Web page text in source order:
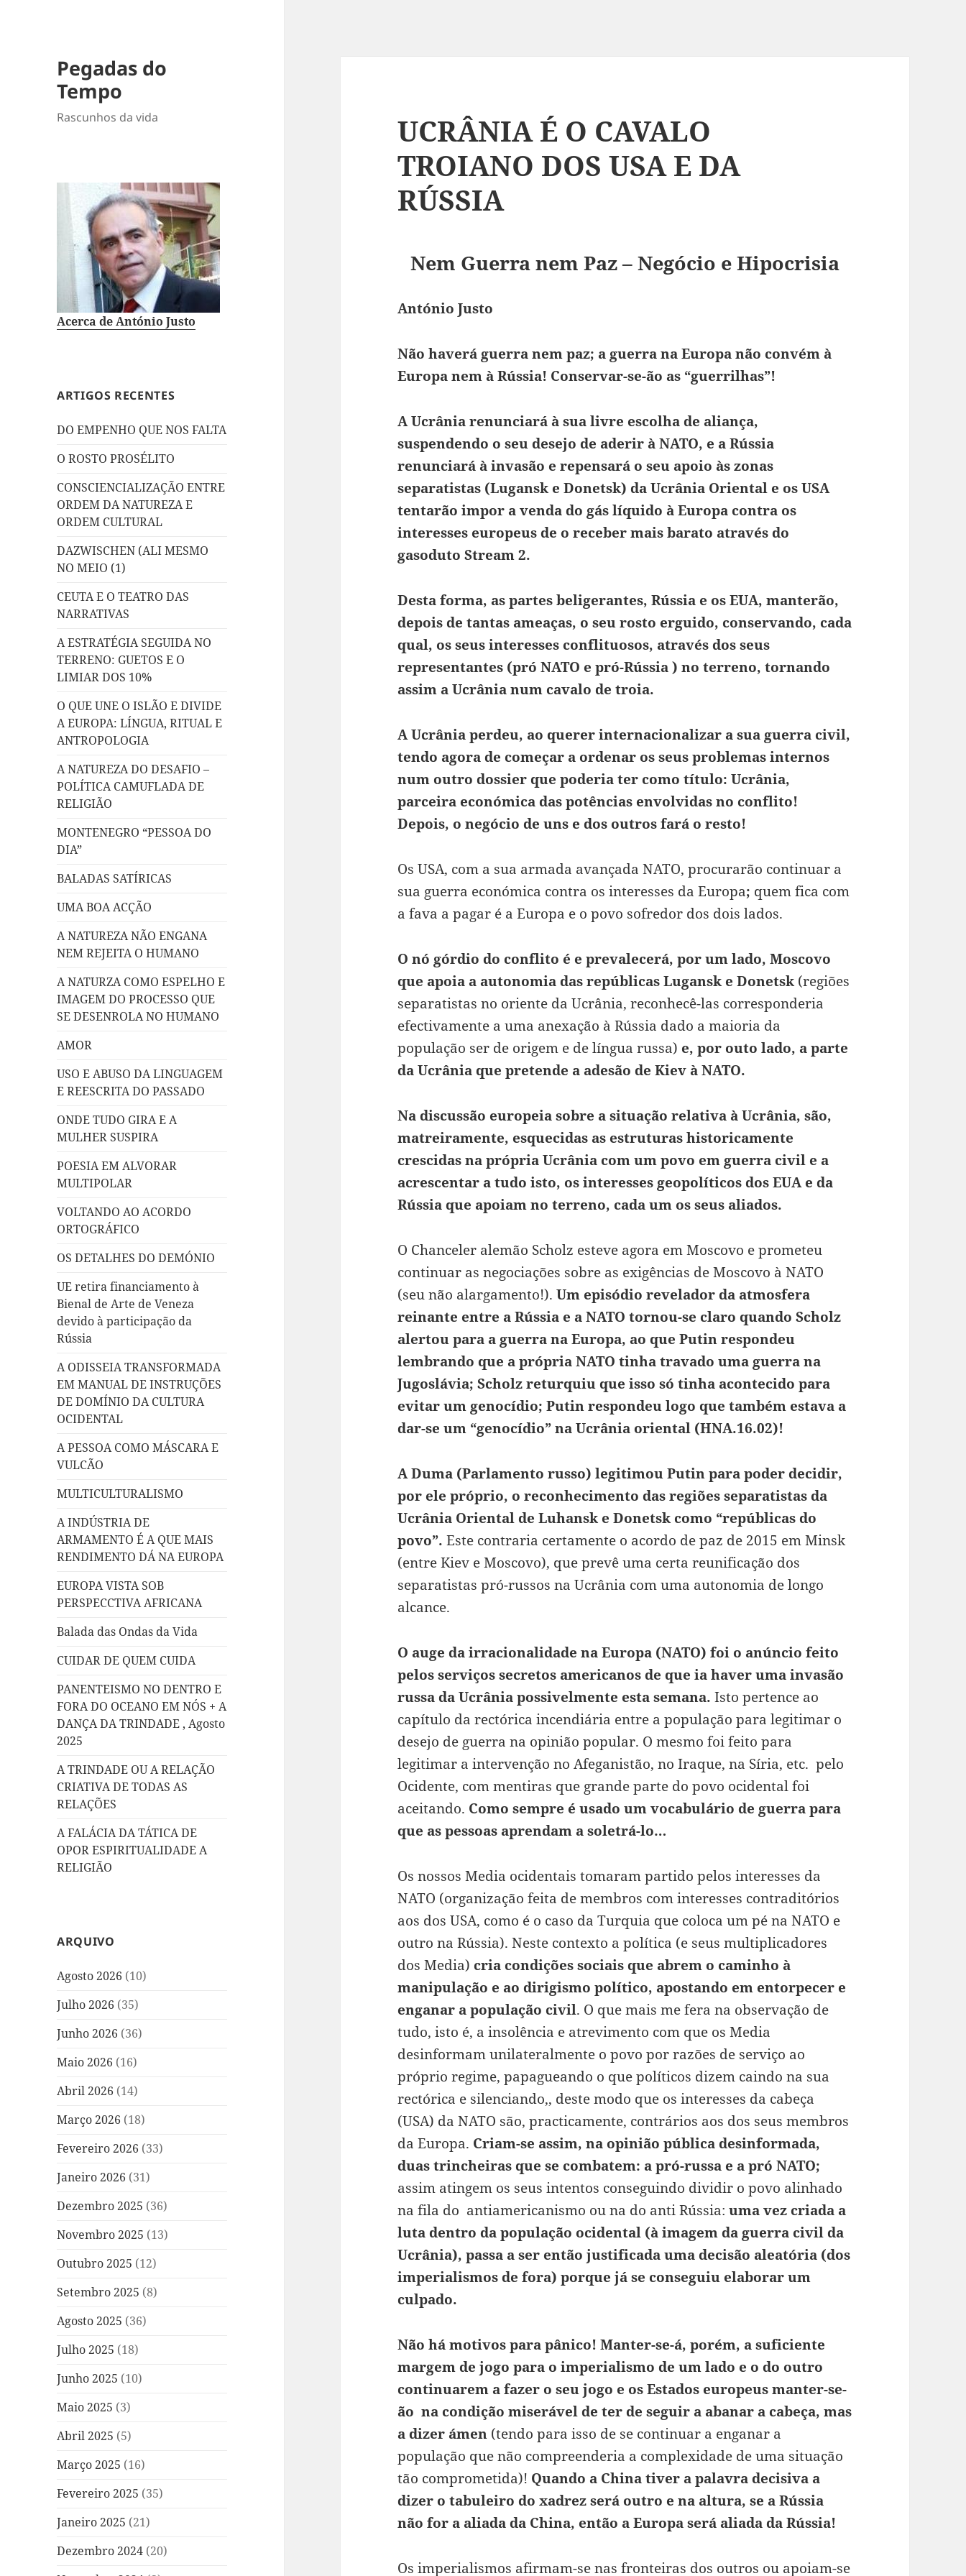
Pegadas do
Tempo
Rascunhos da vida
Acerca de António Justo
ARTIGOS RECENTES
DO EMPENHO QUE NOS FALTA
O ROSTO PROSÉLITO
CONSCIENCIALIZAÇÃO ENTRE
ORDEM DA NATUREZA E
ORDEM CULTURAL
DAZWISCHEN (ALI MESMO
NO MEIO (1)
CEUTA E O TEATRO DAS
NARRATIVAS
A ESTRATÉGIA SEGUIDA NO
TERRENO: GUETOS E O
LIMIAR DOS 10%
O QUE UNE O ISLÃO E DIVIDE
A EUROPA: LÍNGUA, RITUAL E
ANTROPOLOGIA
A NATUREZA DO DESAFIO –
POLÍTICA CAMUFLADA DE
RELIGIÃO
MONTENEGRO “PESSOA DO
DIA”
BALADAS SATÍRICAS
UMA BOA ACÇÃO
A NATUREZA NÃO ENGANA
NEM REJEITA O HUMANO
A NATURZA COMO ESPELHO E
IMAGEM DO PROCESSO QUE
SE DESENROLA NO HUMANO
AMOR
USO E ABUSO DA LINGUAGEM
E REESCRITA DO PASSADO
ONDE TUDO GIRA E A
MULHER SUSPIRA
POESIA EM ALVORAR
MULTIPOLAR
VOLTANDO AO ACORDO
ORTOGRÁFICO
OS DETALHES DO DEMÓNIO
UE retira financiamento à
Bienal de Arte de Veneza
devido à participação da
Rússia
A ODISSEIA TRANSFORMADA
EM MANUAL DE INSTRUÇÕES
DE DOMÍNIO DA CULTURA
OCIDENTAL
A PESSOA COMO MÁSCARA E
VULCÃO
MULTICULTURALISMO
A INDÚSTRIA DE
ARMAMENTO É A QUE MAIS
RENDIMENTO DÁ NA EUROPA
EUROPA VISTA SOB
PERSPECCTIVA AFRICANA
Balada das Ondas da Vida
CUIDAR DE QUEM CUIDA
PANENTEISMO NO DENTRO E
FORA DO OCEANO EM NÓS + A
DANÇA DA TRINDADE , Agosto
2025
A TRINDADE OU A RELAÇÃO
CRIATIVA DE TODAS AS
RELAÇÕES
A FALÁCIA DA TÁTICA DE
OPOR ESPIRITUALIDADE A
RELIGIÃO
ARQUIVO
Agosto 2026 (10)
Julho 2026 (35)
Junho 2026 (36)
Maio 2026 (16)
Abril 2026 (14)
Março 2026 (18)
Fevereiro 2026 (33)
Janeiro 2026 (31)
Dezembro 2025 (36)
Novembro 2025 (13)
Outubro 2025 (12)
Setembro 2025 (8)
Agosto 2025 (36)
Julho 2025 (18)
Junho 2025 (10)
Maio 2025 (3)
Abril 2025 (5)
Março 2025 (16)
Fevereiro 2025 (35)
Janeiro 2025 (21)
Dezembro 2024 (20)
UCRÂNIA É O CAVALO
TROIANO DOS USA E DA
RÚSSIA
Nem Guerra nem Paz – Negócio e Hipocrisia
António Justo
Não haverá guerra nem paz; a guerra na Europa não convém à
Europa nem à Rússia! Conservar-se-ão as “guerrilhas”!
A Ucrânia renunciará à sua livre escolha de aliança,
suspendendo o seu desejo de aderir à NATO, e a Rússia
renunciará à invasão e repensará o seu apoio às zonas
separatistas (Lugansk e Donetsk) da Ucrânia Oriental e os USA
tentarão impor a venda do gás líquido à Europa contra os
interesses europeus de o receber mais barato através do
gasoduto Stream 2.
Desta forma, as partes beligerantes, Rússia e os EUA, manterão,
depois de tantas ameaças, o seu rosto erguido, conservando, cada
qual, os seus interesses conflituosos, através dos seus
representantes (pró NATO e pró-Rússia ) no terreno, tornando
assim a Ucrânia num cavalo de troia.
A Ucrânia perdeu, ao querer internacionalizar a sua guerra civil,
tendo agora de começar a ordenar os seus problemas internos
num outro dossier que poderia ter como título: Ucrânia,
parceira económica das potências envolvidas no conflito!
Depois, o negócio de uns e dos outros fará o resto!
Os USA, com a sua armada avançada NATO, procurarão continuar a
sua guerra económica contra os interesses da Europa; quem fica com
a fava a pagar é a Europa e o povo sofredor dos dois lados.
O nó górdio do conflito é e prevalecerá, por um lado, Moscovo
que apoia a autonomia das repúblicas Lugansk e Donetsk (regiões
separatistas no oriente da Ucrânia, reconhecê-las corresponderia
efectivamente a uma anexação à Rússia dado a maioria da
população ser de origem e de língua russa) e, por outo lado, a parte
da Ucrânia que pretende a adesão de Kiev à NATO.
Na discussão europeia sobre a situação relativa à Ucrânia, são,
matreiramente, esquecidas as estruturas historicamente
crescidas na própria Ucrânia com um povo em guerra civil e a
acrescentar a tudo isto, os interesses geopolíticos dos EUA e da
Rússia que apoiam no terreno, cada um os seus aliados.
O Chanceler alemão Scholz esteve agora em Moscovo e prometeu
continuar as negociações sobre as exigências de Moscovo à NATO
(seu não alargamento!).Um episódio revelador da atmosfera
reinante entre a Rússia e a NATO tornou-se claro quando Scholz
alertou para a guerra na Europa, ao que Putin respondeu
lembrando que a própria NATO tinha travado uma guerra na
Jugoslávia; Scholz returquiu que isso só tinha acontecido para
evitar um genocídio; Putin respondeu logo que também estava a
dar-se um “genocídio” na Ucrânia oriental (HNA.16.02)!
A Duma (Parlamento russo) legitimou Putin para poder decidir,
por ele próprio, o reconhecimento das regiões separatistas da
Ucrânia Oriental de Luhansk e Donetsk como “repúblicas do
povo”.Este contraria certamente o acordo de paz de 2015 em Minsk
(entre Kiev e Moscovo), que prevê uma certa reunificação dos
separatistas pró-russos na Ucrânia com uma autonomia de longo
alcance.
O auge da irracionalidade na Europa (NATO) foi o anúncio feito
pelos serviços secretos americanos de que ia haver uma invasão
russa da Ucrânia possivelmente esta semana. Isto pertence ao
capítulo da rectórica incendiária entre a população para legitimar o
desejo de guerra na opinião popular. O mesmo foi feito para
legitimar a intervenção no Afeganistão, no Iraque, na Síria, etc. pelo
Ocidente, com mentiras que grande parte do povo ocidental foi
aceitando. Como sempre é usado um vocabulário de guerra para
que as pessoas aprendam a soletrá-lo…
Os nossos Media ocidentais tomaram partido pelos interesses da
NATO (organização feita de membros com interesses contraditórios
aos dos USA, como é o caso da Turquia que coloca um pé na NATO e
outro na Rússia). Neste contexto a política (e seus multiplicadores
dos Media) cria condições sociais que abrem o caminho à
manipulação e ao dirigismo político, apostando em entorpecer e
enganar a população civil. O que mais me fera na observação de
tudo, isto é, a insolência e atrevimento com que os Media
desinformam unilateralmente o povo por razões de serviço ao
próprio regime, papagueando o que políticos dizem caindo na sua
rectórica e silenciando,, deste modo que os interesses da cabeça
(USA) da NATO são, practicamente, contrários aos dos seus membros
da Europa. Criam-se assim, na opinião pública desinformada,
duas trincheiras que se combatem: a pró-russa e a pró NATO;
assim atingem os seus intentos conseguindo dividir o povo alinhado
na fila do antiamericanismo ou na do anti Rússia:uma vez criada a
luta dentro da população ocidental (à imagem da guerra civil da
Ucrânia), passa a ser então justificada uma decisão aleatória (dos
imperialismos de fora) porque já se conseguiu elaborar um
culpado.
Não há motivos para pânico! Manter-se-á, porém, a suficiente
margem de jogo para o imperialismo de um lado e o do outro
continuarem a fazer o seu jogo e os Estados europeus manter-se-
ão na condição miserável de ter de seguir a abanar a cabeça, mas
a dizer ámen (tendo para isso de se continuar a enganar a
população que não compreenderia a complexidade de uma situação
tão comprometida)! Quando a China tiver a palavra decisiva a
dizer o tabuleiro do xadrez será outro e na altura, se a Rússia
não for a aliada da China, então a Europa será aliada da Rússia!
Os imperialismos afirmam-se nas fronteiras dos outros ou apoiam-se